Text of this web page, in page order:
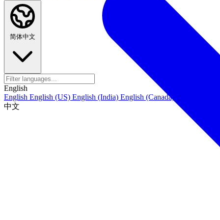
简体中文
English
English English (US) English (India) English (Canada)
中文